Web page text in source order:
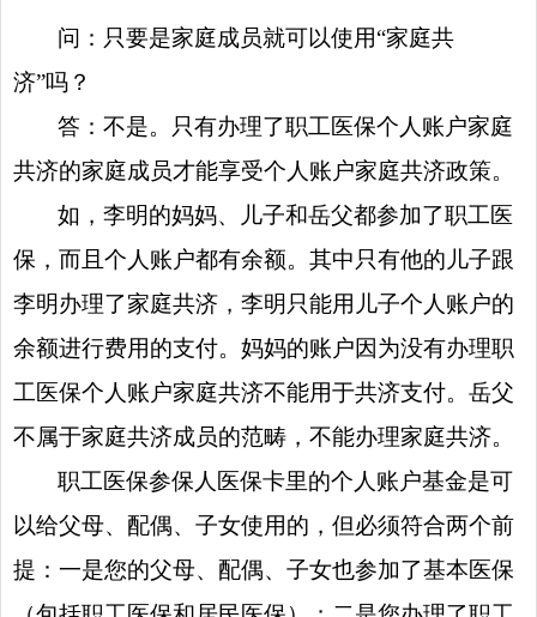
问：只要是家庭成员就可以使用“家庭共
济”吗？
答：不是。只有办理了职工医保个人账户家庭
共济的家庭成员才能享受个人账户家庭共济政策。
如，李明的妈妈、儿子和岳父都参加了职工医
保，而且个人账户都有余额。其中只有他的儿子跟
李明办理了家庭共济，李明只能用儿子个人账户的
余额进行费用的支付。妈妈的账户因为没有办理职
工医保个人账户家庭共济不能用于共济支付。岳父
不属于家庭共济成员的范畴，不能办理家庭共济。
职工医保参保人医保卡里的个人账户基金是可
以给父母、配偶、子女使用的，但必须符合两个前
提：一是您的父母、配偶、子女也参加了基本医保